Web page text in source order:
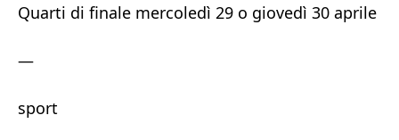
Quarti di finale mercoledì 29 o giovedì 30 aprile
—
sport